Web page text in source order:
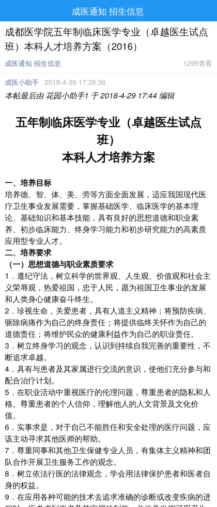
成医通知 招生信息
成都医学院五年制临床医学专业（卓越医生试点
班）本科人才培养方案（2016）
成医通知 招生信息
1295查看
成医小助手 2018-4-29 17:39:36
本帖最后由 花园小助手1 于 2018-4-29 17:44 编辑
五年制临床医学专业 （卓越医生试点
班）
本科人才培养方案
一、培养目标
培养德、智、体、美、劳等方面全面发展，适应我国现代医
疗卫生事业发展需要，掌握基础医学、临床医学的基本理
论、基础知识和基本技能，具有良好的思想道德和职业素
养、初步临床能力、终身学习能力和初步研究能力的高素质
应用型专业人才。
二、培养要求
（一）思想道德与职业素质要求
1．遵纪守法，树立科学的世界观、人生观、价值观和社会主
义荣辱观，热爱祖国，忠于人民，愿为祖国卫生事业的发展
和人类身心健康奋斗终生。
2．珍视生命，关爱患者，具有人道主义精神；将预防疾病、
驱除病痛作为自己的终身责任；将提供临终关怀作为自己的
道德责任；将维护民众的健康利益作为自己的职业责任。
3．树立终身学习的观念，认识到持续自我完善的重要性，不
断追求卓越。
4．具有与患者及其家属进行交流的意识，使他们充分参与和
配合治疗计划。
5．在职业活动中重视医疗的伦理问题，尊重患者的隐私和人
格。尊重患者的个人信仰，理解他人的人文背景及文化价
值。
6．实事求是，对于自己不能胜任和安全处理的医疗问题，应
该主动寻求其他医师的帮助。
7．尊重同事和其他卫生保健专业人员，有集体主义精神和团
队合作开展卫生服务工作的观念。
8．树立依法行医的法律观念，学会用法律保护患者和医者自
身的权益。
9．在应用各种可能的技术去追求准确的诊断或改变疾病的进